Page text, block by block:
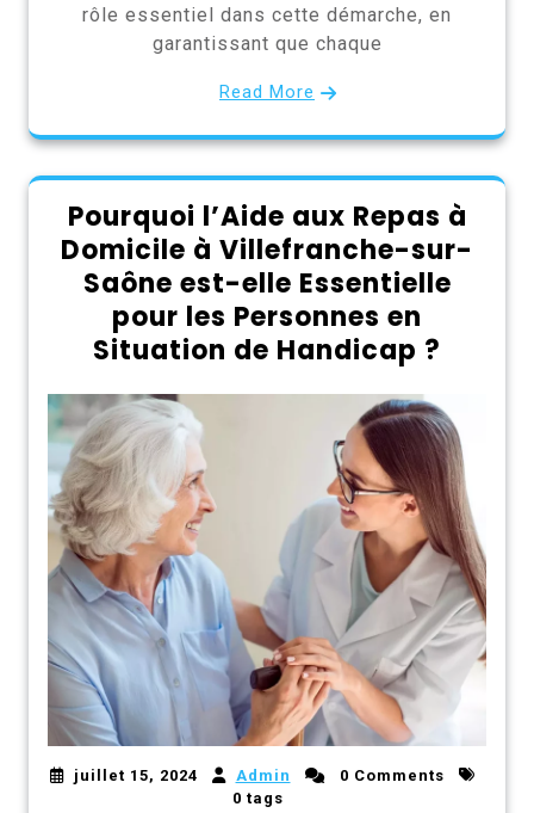
rôle essentiel dans cette démarche, en
garantissant que chaque
Read More
Pourquoi l’Aide aux Repas à
Domicile à Villefranche-sur-
Saône est-elle Essentielle
pour les Personnes en
Situation de Handicap ?
juillet 15, 2024 Admin
0 Comments
0 tags